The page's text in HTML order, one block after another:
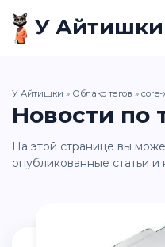
У Айтишки
У Айтишки » Облако тегов » core-
Новости по
На этой странице вы можете просмотреть все наши
опубликованные статьи и